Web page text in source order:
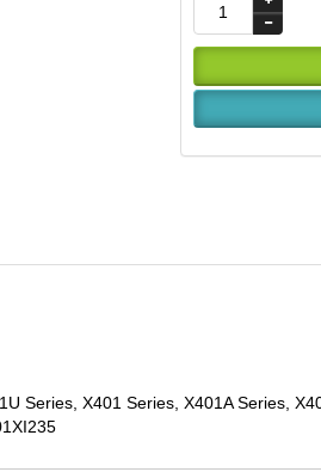
Series, X401 Series, X401A Series,